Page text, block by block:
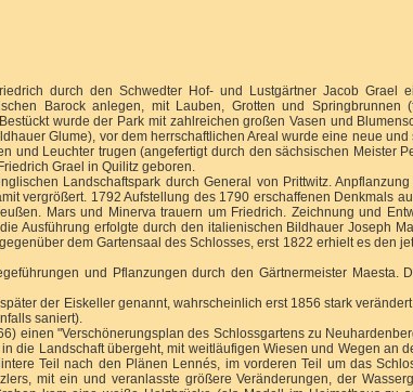
durch den Schwedter Hof- und Lustgärtner Jacob Grael
Barock anlegen, mit Lauben, Grotten und Springbrunnen
wurde der Park mit zahlreichen großen Vasen und
Glume), vor dem herrschaftlichen Areal wurde eine neue und
und Leuchter trugen (angefertigt durch den sächsischen Meister
Grael in Quilitz geboren.
Landschaftspark durch General von Prittwitz.
vergrößert. 1792 Aufstellung des 1790 erschaffenen Denkmals
Mars und Minerva trauern um Friedrich. Zeichnung und
Ausführung erfolgte durch den italienischen Bildhauer Joseph
dem Gartensaal des Schlosses, erst 1822 erhielt es den
und Pflanzungen durch den Gärtnermeister Maesta.
der Eiskeller genannt, wahrscheinlich erst 1856 stark
saniert).
einen "Verschönerungsplan des Schlossgartens zu
die Landschaft übergeht, mit weitläufigen Wiesen und Wegen an
Teil nach den Plänen Lennés, im vorderen Teil um das
mit ein und veranlasste größere Veränderungen, der